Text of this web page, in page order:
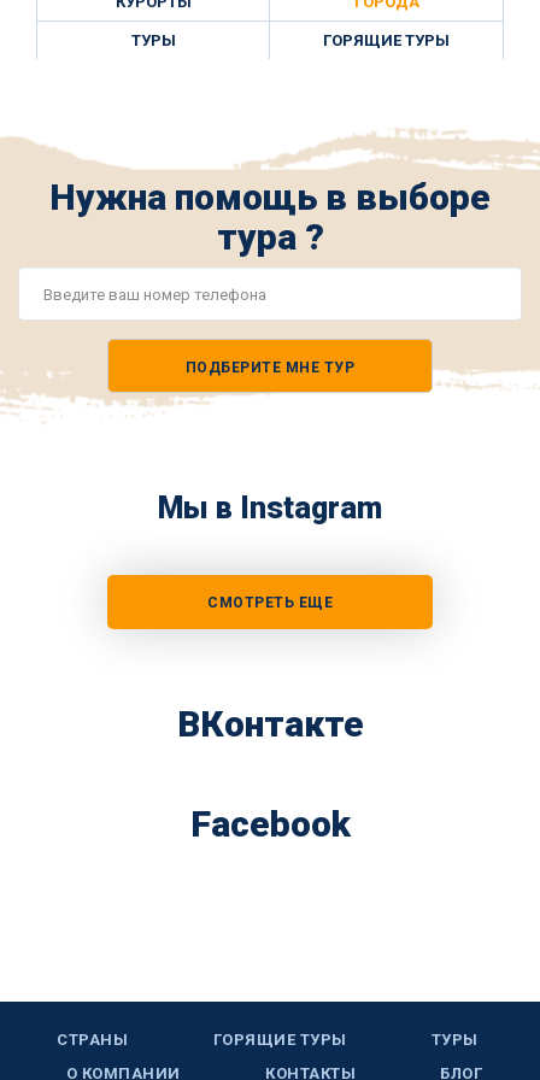
ТУРЫ ГОРЯЩИЕ ТУРЫ
Нужна помощь в выборе
тура ?
ПОДБЕРИТЕ МНЕ ТУР
Мы в Instagram
СМОТРЕТЬ ЕЩЕ
ВКонтакте
Facebook
СТРАНЫ ГОРЯЩИЕ ТУРЫ
ТУРЫ
О КОМПАНИИ
КОНТАКТЫ БЛОГ